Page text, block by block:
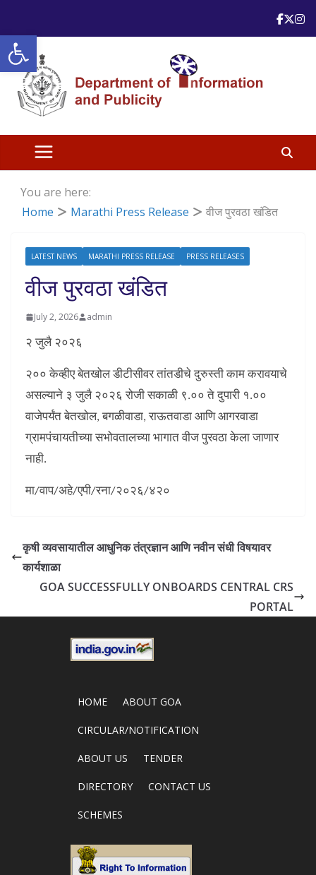
Open toolbar
content
You are here:
Home
Marathi Press Release वीज पुरवठा खंडित
LATEST NEWS MARATHI PRESS RELEASE PRESS RELEASES
वीज पुरवठा खंडित
July 2, 2026 admin
२ जुलै २०२६
२०० केव्हीए बेतखोल डीटीसीवर तांतडीचे दुरुस्ती काम करावयाचे
असल्याने ३ जुलै २०२६ रोजी सकाळी ९.०० ते दुपारी १.००
वाजेपर्यंत बेतखोल, बगळीवाडा, राऊतवाडा आणि आगरवाडा
ग्रामपंचायतीच्या सभोवतालच्या भागात वीज पुरवठा केला जाणार
नाही.
मा/वाप/अहे/एपी/रना/२०२६/४२०
कृषी व्यवसायातील आधुनिक तंत्रज्ञान आणि नवीन संधी विषयावर
कार्यशाळा
GOA SUCCESSFULLY ONBOARDS CENTRAL CRS
PORTAL
HOME ABOUT GOA
CIRCULAR/NOTIFICATION
ABOUT US TENDER
DIRECTORY CONTACT US
SCHEMES